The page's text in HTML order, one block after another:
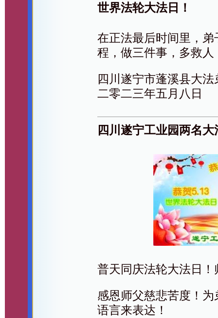
世界法轮大法日！
在正法最后时间里，
程，做三件事，多救
四川遂宁市蓬溪县大法
二零二三年五月八日
四川遂宁工业园两名
普天同庆法轮大法日
感恩师父慈悲苦度！
语言来表达！